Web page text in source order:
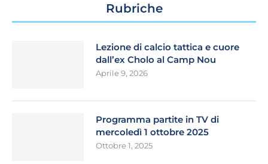
Rubriche
Lezione di calcio tattica e cuore
dall’ex Cholo al Camp Nou
Aprile 9, 2026
Programma partite in TV di
mercoledì 1 ottobre 2025
Ottobre 1, 2025